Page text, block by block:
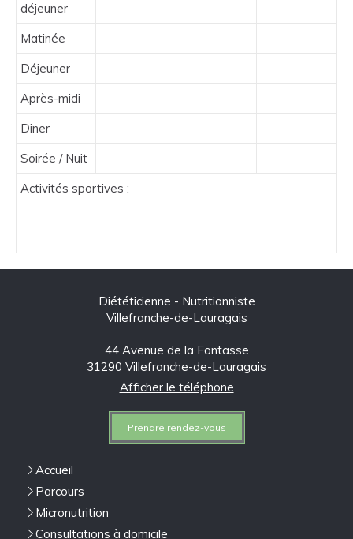
déjeuner
Matinée
Déjeuner
Après-midi
Diner
Soirée / Nuit
Activités sportives :
Diététicienne - Nutritionniste
Villefranche-de-Lauragais
44 Avenue de la Fontasse
31290 Villefranche-de-Lauragais
Afficher le téléphone
Prendre rendez-vous
Accueil
Parcours
Micronutrition
Consultations à domicile